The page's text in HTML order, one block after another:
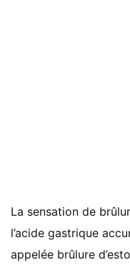
La sensation de
l’acide gastrique
appelée brûlure